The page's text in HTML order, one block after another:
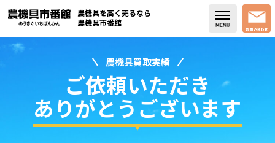
買取実績
コラム・スタッフブログ
農機具を高く売るなら
農機具市番館
農機具買取実績
ご依頼いただき
ありがとうございます